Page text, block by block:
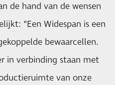
de hand van de wensen
“Een Widespan is een
bewaarcellen.
in verbinding staan met
van onze